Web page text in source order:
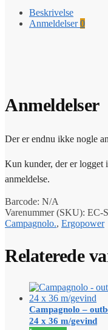
Beskrivelse
Anmeldelser0
Anmeldelser
Der er endnu ikke nogle
Kun kunder, der er logget
anmeldelse.
Barcode: N/A
Varenummer (SKU): EC-
Campagnolo., Ergopower
Relaterede
Campagnolo –
24 x 36 m/gevind